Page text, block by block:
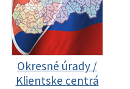
Okresné úrady /
Klientske centrá